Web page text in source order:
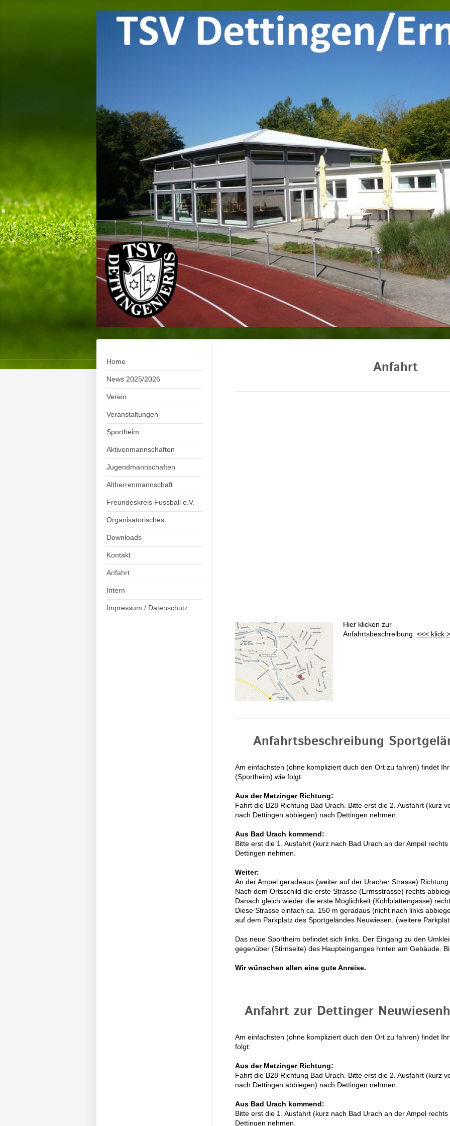
Home
News 2025/2026
Verein
Veranstaltungen
Sportheim
Aktivenmannschaften
Jugendmannschaften
Altherrenmannschaft
Freundeskreis Fussball e.V.
Organisatorisches
Downloads
Kontakt
Anfahrt
Intern
Impressum / Datenschutz
Anfahrt
Hier klicken zur
Anfahrtsbeschreibung <<< klick
Anfahrtsbeschreibung
Am einfachsten (ohne kompliziert duch den Ort zu fahren) findet
(Sportheim) wie folgt:
Aus der Metzinger Richtung:
Fahrt die B28 Richtung Bad Urach. Bitte erst die 2. Ausfahrt (kurz
nach Dettingen abbiegen) nach Dettingen nehmen.
Aus Bad Urach kommend:
Bitte erst die 1. Ausfahrt (kurz nach Bad Urach an der Ampel
Dettingen nehmen.
Weiter:
An der Ampel geradeaus (weiter auf der Uracher Strasse)
Nach dem Ortsschild die erste Strasse (Ermsstrasse) rechts
Danach gleich wieder die erste Möglichkeit (Kohlplattengasse)
Diese Strasse einfach ca. 150 m geradaus (nicht nach links
auf dem Parkplatz des Sportgeländes Neuwiesen. (weitere
Das neue Sportheim befindet sich links. Der Eingang zu den
gegenüber (Stirnseite) des Haupteinganges hinten am Gebäude.
Wir wünschen allen eine gute Anreise.
Anfahrt zur Dettinger
Am einfachsten (ohne kompliziert duch den Ort zu fahren) findet
folgt:
Aus der Metzinger Richtung:
Fahrt die B28 Richtung Bad Urach. Bitte erst die 2. Ausfahrt (kurz
nach Dettingen abbiegen) nach Dettingen nehmen.
Aus Bad Urach kommend:
Bitte erst die 1. Ausfahrt (kurz nach Bad Urach an der Ampel
Dettingen nehmen.